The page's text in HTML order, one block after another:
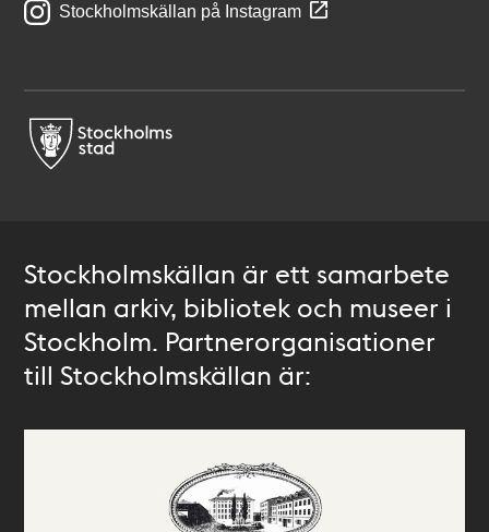
Stockholmskällan på Instagram
Stockholmskällan är ett samarbete
mellan arkiv, bibliotek och museer i
Stockholm. Partnerorganisationer
till Stockholmskällan är: